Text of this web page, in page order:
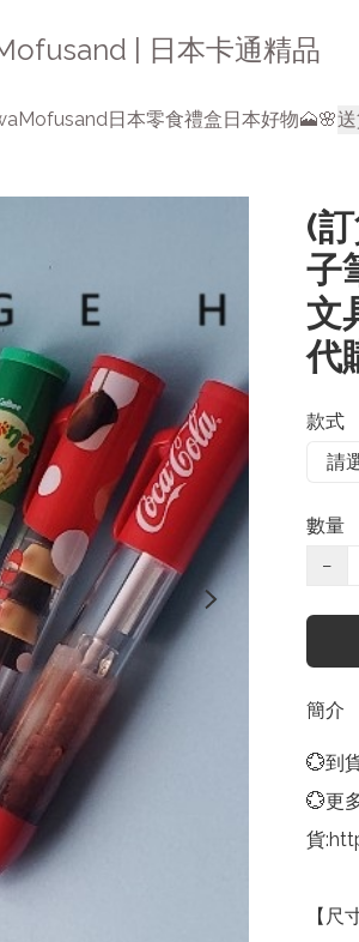
| 日本卡通精品
Mofusand日本零食禮盒日本好物🗻🌸
(
子
文
代
款式
數量
−
簡介
💮到
💮更
貨
【尺